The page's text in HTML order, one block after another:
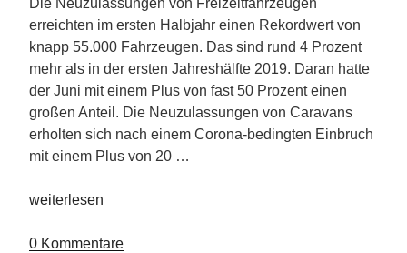
Die Neuzulassungen von Freizeitfahrzeugen
erreichten im ersten Halbjahr einen Rekordwert von
knapp 55.000 Fahrzeugen. Das sind rund 4 Prozent
mehr als in der ersten Jahreshälfte 2019. Daran hatte
der Juni mit einem Plus von fast 50 Prozent einen
großen Anteil. Die Neuzulassungen von Caravans
erholten sich nach einem Corona-bedingten Einbruch
mit einem Plus von 20 …
„Reisemobile
Caravans
weiterlesen
0 Kommentare